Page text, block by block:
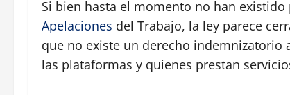
Si bien hasta el momento no han
Apelaciones del Trabajo, la ley parece
que no existe un derecho
las plataformas y quienes prestan